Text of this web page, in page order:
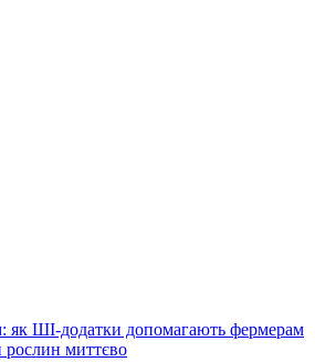
як ШІ-додатки допомагають фермерам
рослин миттєво